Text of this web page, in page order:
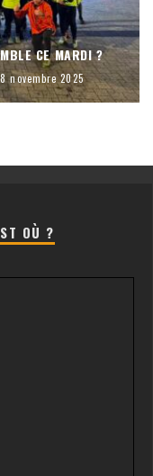
CE MARDI ?
novembre 2025
OÙ ?